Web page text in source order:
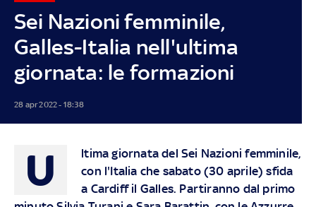
Sei Nazioni femminile,
Galles-Italia nell'ultima
giornata: le formazioni
28 apr 2022 - 18:38
U
ltima giornata del Sei Nazioni femminile,
con l'Italia che sabato (30 aprile) sfida
a Cardiff il Galles. Partiranno dal primo